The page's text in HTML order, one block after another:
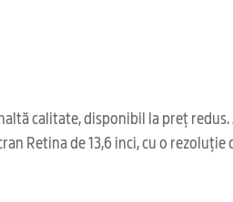
calitate, disponibil la preț
Retina de 13,6 inci, cu o rezoluție